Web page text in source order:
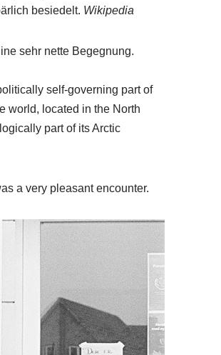
besiedelt. Wikipedia
sehr nette Begegnung.
self-governing part of
world, located in the North
part of its Arctic
a very pleasant encounter.